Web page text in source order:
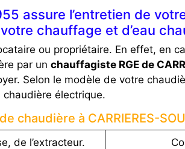
assure l’entretien de
chauffage et d’eau
ou propriétaire. En effet, en
par un chauffagiste RGE de
Selon le modèle de votre
électrique.
chaudière à CARRIERES-
de l’extracteur.